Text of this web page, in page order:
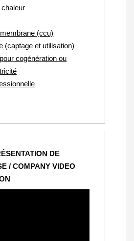
chaleur
(ccu)
(captage et utilisation)
cogénération ou
DE
/ COMPANY VIDEO